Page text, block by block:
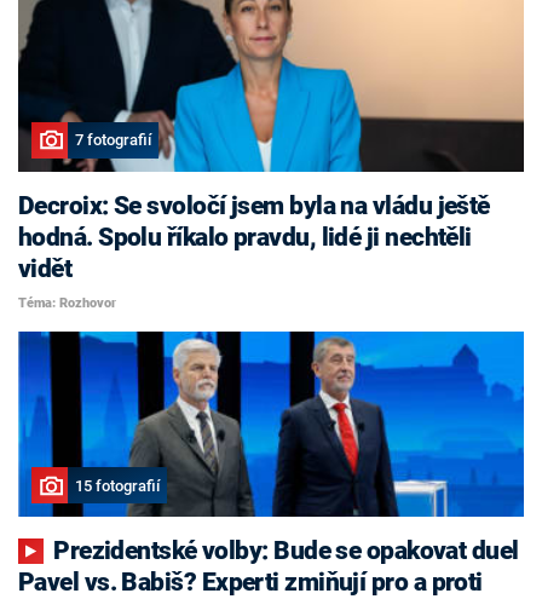
7 fotografií
Decroix: Se svoločí jsem byla na vládu ještě
hodná. Spolu říkalo pravdu, lidé ji nechtěli
vidět
Téma: Rozhovor
15 fotografií
Pavel vs. Babiš? Experti zmiňují pro a proti